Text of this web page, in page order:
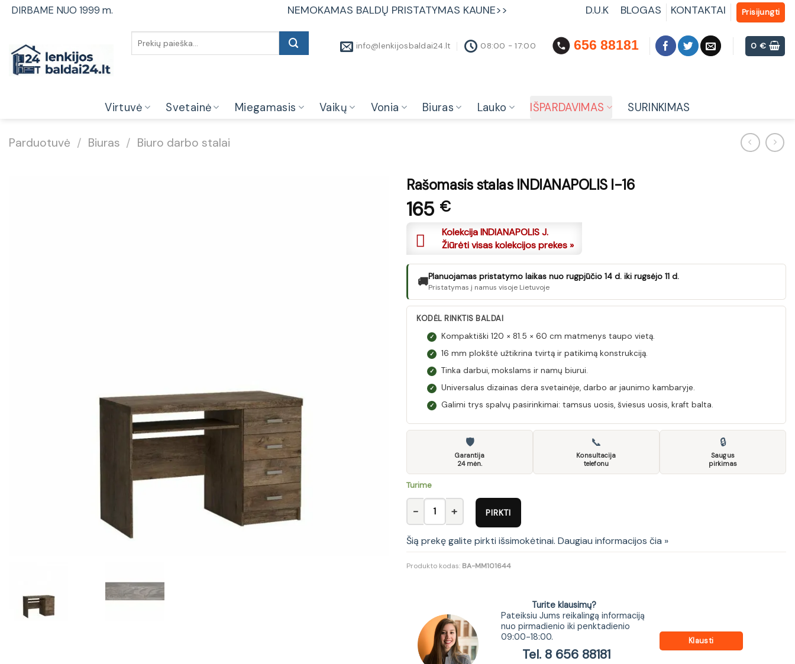
SkipDIRBAME NUO 1999 m. NEMOKAMAS BALDŲ PRISTATYMAS KAUNE>> D.U.K BLOGAS KONTAKTAI Prisijungti
info@lenkijosbaldai24.lt
08:00 - 17:00 656 88181 0€
Virtuvė Svetainė Miegamasis Vaikų Vonia Biuras Lauko IŠPARDAVIMAS SURINKIMAS
Parduotuvė / Biuras / Biuro darbo stalai
Rašomasis stalas INDIANAPOLIS I-16
165 €
Kolekcija INDIANAPOLIS J.
Žiūrėti visas kolekcijos prekes »
🚚Planuojamas pristatymo laikas nuo rugpjūčio 14 d. iki rugsėjo 11 d.
Pristatymas į namus visoje Lietuvoje
KODĖL RINKTIS BALDAI
✓ Kompaktiški 120 × 81.5 × 60 cm matmenys taupo vietą.
✓ 16 mm plokštė užtikrina tvirtą ir patikimą konstrukciją.
✓ Tinka darbui, mokslams ir namų biurui.
✓ Universalus dizainas dera svetainėje, darbo ar jaunimo kambaryje.
✓ Galimi trys spalvų pasirinkimai: tamsus uosis, šviesus uosis, kraft balta.
🛡
Garantija
24 mėn.
📞
Konsultacija
telefonu
🔒
Saugus
pirkimas
Turime
produkto kiekis: Rašomasis stalas INDIANAPOLIS I-16
PIRKTI
Šią prekę galite pirkti išsimokėtinai. Daugiau informacijos čia »
Produkto kodas: BA-MM101644
Turite klausimų?
Pateiksiu Jums reikalingą informaciją
nuo pirmadienio iki penktadienio
09:00-18:00.
Tel. 8 656 88181
Klausti